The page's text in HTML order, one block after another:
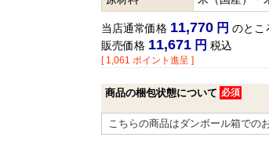
当店通常価格 11,770
のとこ
販売価格 11,671 税込
[ 1,061 ポイント進呈 ]
商品の梱包状態について